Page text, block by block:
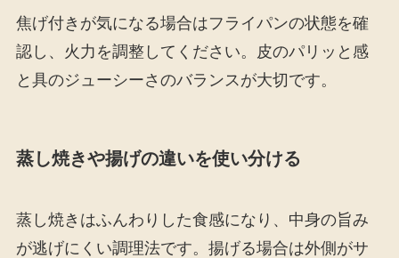
焦げ付きが気になる場合はフライパンの状態を確
認し、火力を調整してください。皮のパリッと感
と具のジューシーさのバランスが大切です。
蒸し焼きや揚げの違いを使い分ける
蒸し焼きはふんわりした食感になり、中身の旨み
が逃げにくい調理法です。揚げる場合は外側がサ